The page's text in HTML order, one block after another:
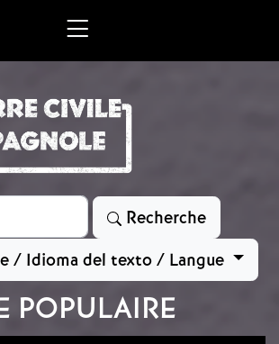
Recherche
/ Idioma del texto / Langue
POPULAIRE